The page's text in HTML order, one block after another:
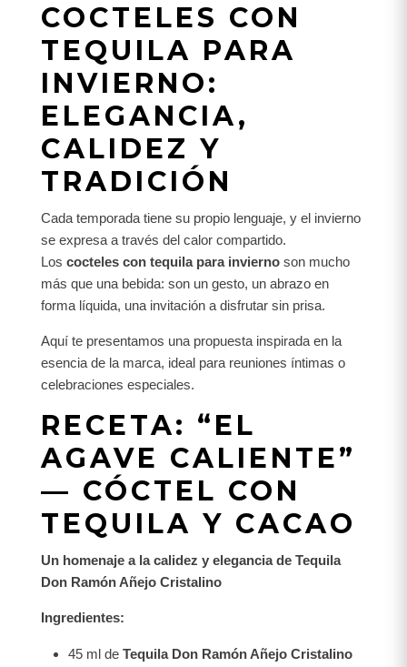
COCTELES CON
TEQUILA PARA
INVIERNO:
ELEGANCIA,
CALIDEZ Y
TRADICIÓN
Cada temporada tiene su propio lenguaje, y el invierno
se expresa a través del calor compartido.
Los cocteles con tequila para invierno son mucho
más que una bebida: son un gesto, un abrazo en
forma líquida, una invitación a disfrutar sin prisa.
Aquí te presentamos una propuesta inspirada en la
esencia de la marca, ideal para reuniones íntimas o
celebraciones especiales.
RECETA: “EL
AGAVE CALIENTE”
— CÓCTEL CON
TEQUILA Y CACAO
Un homenaje a la calidez y elegancia de Tequila
Don Ramón Añejo Cristalino
Ingredientes:
45 ml de Tequila Don Ramón Añejo Cristalino